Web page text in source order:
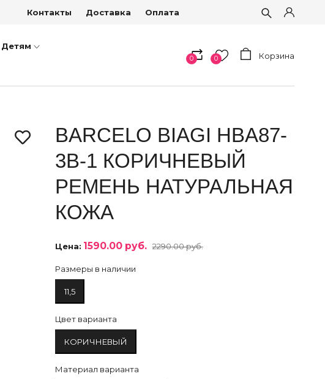
Контакты Доставка Оплата
Детям
0 0 Корзина
BARCELO BIAGI HBA87-
3B-1 КОРИЧНЕВЫЙ
РЕМЕНЬ НАТУРАЛЬНАЯ
КОЖА
Цена: 1590.00 руб. 2290.00 руб.
Размеры в наличии
11,5
Цвет варианта
КОРИЧНЕВЫЙ
Материал варианта